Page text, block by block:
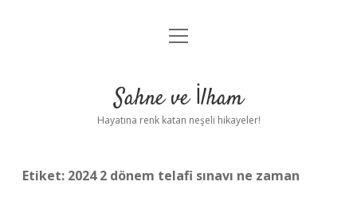
Anasayfa
Yasal Uyarı
menüyü
Sahne ve İlham
Hayatına renk katan neşeli hikayeler!
Etiket: 2024 2 dönem telafi sınavı ne zaman